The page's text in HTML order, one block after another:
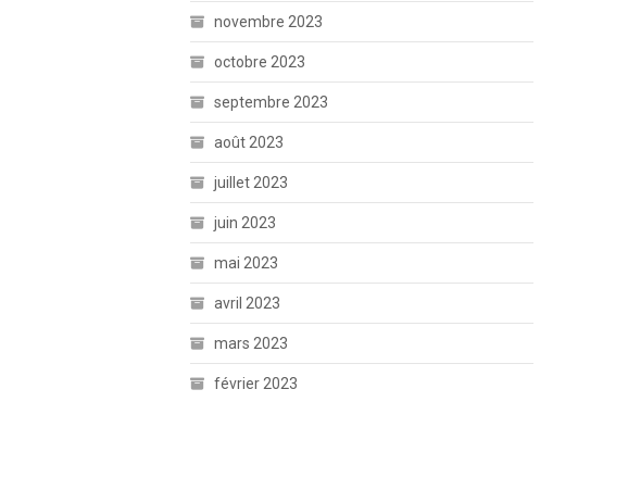
novembre 2023
octobre 2023
septembre 2023
août 2023
juillet 2023
juin 2023
mai 2023
avril 2023
mars 2023
février 2023